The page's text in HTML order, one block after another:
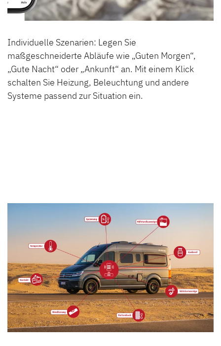
Individuelle Szenarien: Legen Sie
maßgeschneiderte Abläufe wie „Guten Morgen“,
„Gute Nacht“ oder „Ankunft“ an. Mit einem Klick
schalten Sie Heizung, Beleuchtung und andere
Systeme passend zur Situation ein.